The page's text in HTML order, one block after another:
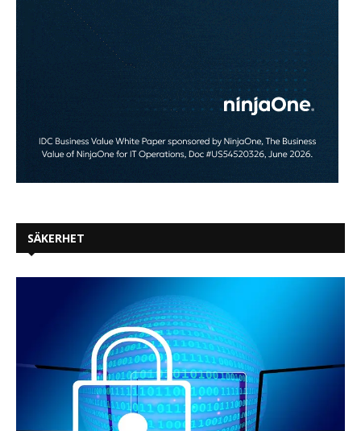
SÄKERHET